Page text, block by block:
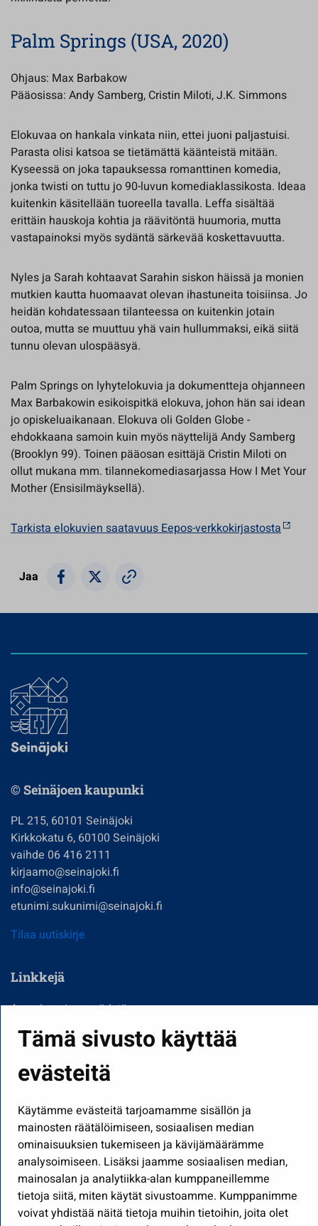
Tämä sivusto käyttää
evästeitä
Käytämme evästeitä tarjoamamme sisällön ja
mainosten räätälöimiseen, sosiaalisen median
ominaisuuksien tukemiseen ja kävijämäärämme
analysoimiseen. Lisäksi jaamme sosiaalisen median,
mainosalan ja analytiikka-alan kumppaneillemme
tietoja siitä, miten käytät sivustoamme. Kumppanimme
voivat yhdistää näitä tietoja muihin tietoihin, joita olet
Palm Springs (USA, 2020)
Ohjaus: Max Barbakow
Pääosissa: Andy Samberg, Cristin Miloti, J.K. Simmons
Elokuvaa on hankala vinkata niin, ettei juoni paljastuisi.
Parasta olisi katsoa se tietämättä käänteistä mitään.
Kyseessä on joka tapauksessa romanttinen komedia,
jonka twisti on tuttu jo 90-luvun komediaklassikosta. Ideaa
kuitenkin käsitellään tuoreella tavalla. Leffa sisältää
erittäin hauskoja kohtia ja räävitöntä huumoria, mutta
vastapainoksi myös sydäntä särkevää koskettavuutta.
Nyles ja Sarah kohtaavat Sarahin siskon häissä ja monien
mutkien kautta huomaavat olevan ihastuneita toisiinsa. Jo
heidän kohdatessaan tilanteessa on kuitenkin jotain
outoa, mutta se muuttuu yhä vain hullummaksi, eikä siitä
tunnu olevan ulospääsyä.
Palm Springs on lyhytelokuvia ja dokumentteja ohjanneen
Max Barbakowin esikoispitkä elokuva, johon hän sai idean
jo opiskeluaikanaan. Elokuva oli Golden Globe -
ehdokkaana samoin kuin myös näyttelijä Andy Samberg
(Brooklyn 99). Toinen pääosan esittäjä Cristin Miloti on
ollut mukana mm. tilannekomediasarjassa How I Met Your
Mother (Ensisilmäyksellä).
Tarkista elokuvien saatavuus Eepos-verkkokirjastosta
Jaa
© Seinäjoen kaupunki
PL 215, 60101 Seinäjoki
Kirkkokatu 6, 60100 Seinäjoki
vaihde 06 416 2111
kirjaamo@seinajoki.fi
info@seinajoki.fi
etunimi.sukunimi@seinajoki.fi
Tilaa uutiskirje
Linkkejä
Asuminen ja ympäristö
Kasvatus ja opetus
Hallinto
Työ ja yrittäminen
Osallistu ja asioi
Näytä omat evästeasetukseni
Seuraa meitä